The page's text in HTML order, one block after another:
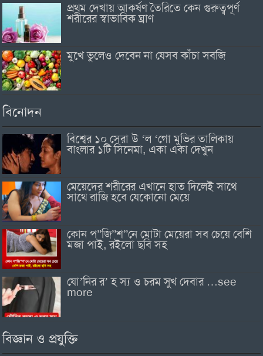
প্রথম দেখায় আকর্ষণ তৈরিতে কেন গুরুত্বপূর্ণ
শরীরের স্বাভাবিক ঘ্রাণ
মুখে ভুলেও দেবেন না যেসব কাঁচা সবজি
বিনোদন
বিশ্বের ১০ সেরা উ ‘ল ‘গো মুভির তালিকায়
বাংলার ১টি সিনেমা, একা একা দেখুন
মেয়েদের শরীরের এখানে হাত দিলেই সাথে
সাথে রাজি হবে যেকোনো মেয়ে
কোন প”জি”শ”নে মোটা মেয়েরা সব চেয়ে বেশি
মজা পাই, রইলো ছবি সহ
যো’নির র’ হ স্য ও চরম সুখ দেবার …see
more
বিজ্ঞান ও প্রযুক্তি